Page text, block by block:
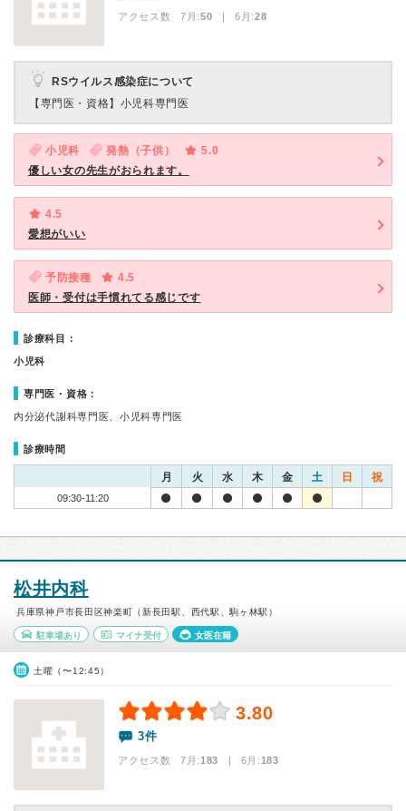
アクセス数 7月:50 | 6月:28
RSウイルス感染症について
【専門医・資格】 小児科専門医
小児科 発熱（子供）
5.0
優しい女の先生がおられます。
4.5
愛想がいい
予防接種
4.5
医師・受付は手慣れてる感じです
診療科目：
小児科
専門医・資格：
内分泌代謝科専門医、小児科専門医
診療時間
月 火 水 木 金 土 日 祝
09:30-11:20
松井内科
兵庫県神戸市長田区神楽町（新長田駅、西代駅、駒ヶ林駅）
駐車場あり マイナ受付 女医在籍
土曜（〜12:45）
3.80
3件
アクセス数 7月:183 | 6月:183